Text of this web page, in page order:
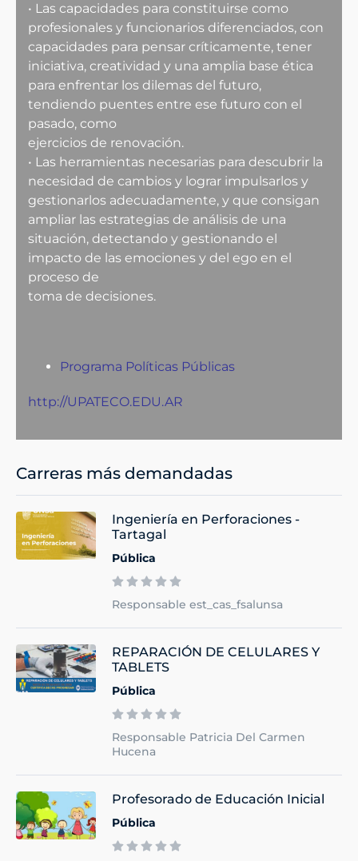
• Las capacidades para constituirse como
profesionales y funcionarios diferenciados, con
capacidades para pensar críticamente, tener
iniciativa, creatividad y una amplia base ética
para enfrentar los dilemas del futuro,
tendiendo puentes entre ese futuro con el
pasado, como
ejercicios de renovación.
• Las herramientas necesarias para descubrir la
necesidad de cambios y lograr impulsarlos y
gestionarlos adecuadamente, y que consigan
ampliar las estrategias de análisis de una
situación, detectando y gestionando el
impacto de las emociones y del ego en el
proceso de
toma de decisiones.
Programa Políticas Públicas
http://UPATECO.EDU.AR
Carreras más demandadas
Ingeniería en Perforaciones -
Tartagal
Pública
Responsable est_cas_fsalunsa
REPARACIÓN DE CELULARES Y
TABLETS
Pública
Responsable Patricia Del Carmen
Hucena
Profesorado de Educación Inicial
Pública